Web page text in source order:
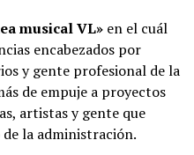
musical VL» en el cuál
encabezados por
y gente profesional de la
de empuje a proyectos
artistas y gente que
la administración.